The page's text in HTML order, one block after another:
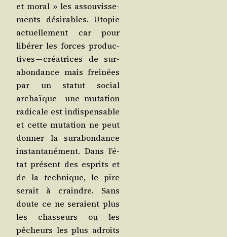
et moral » les assou­vis­se­
ments dési­rables. Uto­pie
actuel­le­ment car pour
libé­rer les forces pro­duc­
tives — créa­trices de sur­
abon­dance mais frei­nées
par un sta­tut social
archaïque — une muta­tion
radi­cale est indis­pen­sable
et cette muta­tion ne peut
don­ner la sur­abon­dance
ins­tan­ta­né­ment. Dans l’é­
tat pré­sent des esprits et
de la tech­nique, le pire
serait à craindre. Sans
doute ce ne seraient plus
les chas­seurs ou les
pêcheurs les plus adroits